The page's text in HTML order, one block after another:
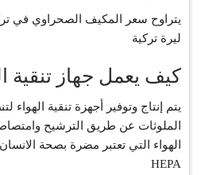
ليرة تركية
كيف يعمل جهاز تنقية
يتم إنتاج وتوفير أجهزة تنقية الهواء
الملوثات عن طريق الترشيح
الهواء التي تعتبر مضرة بصحة
HEPA